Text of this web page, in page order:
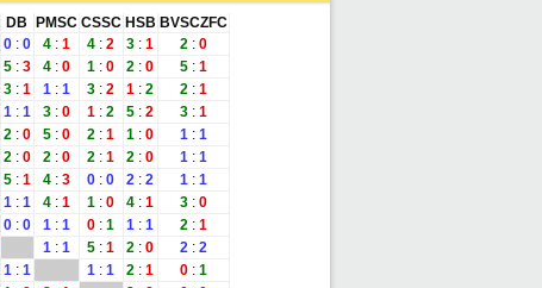
DB PMSC CSSC HSB BVSCZFC
0 : 0 4 : 1 4 : 2 3 : 1 2 : 0
5 : 3 4 : 0 1 : 0 2 : 0 5 : 1
3 : 1 1 : 1 3 : 2 1 : 2 2 : 1
1 : 1 3 : 0 1 : 2 5 : 2 3 : 1
2 : 0 5 : 0 2 : 1 1 : 0 1 : 1
2 : 0 2 : 0 2 : 1 2 : 0 1 : 1
5 : 1 4 : 3 0 : 0 2 : 2 1 : 1
1 : 1 4 : 1 1 : 0 4 : 1 3 : 0
0 : 0 1 : 1 0 : 1 1 : 1 2 : 1
1 : 1 5 : 1 2 : 0 2 : 2
1 : 1 1 : 1 2 : 1 0 : 1